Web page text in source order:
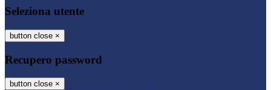
Seleziona utente
button close ×
Recupero password
button close ×